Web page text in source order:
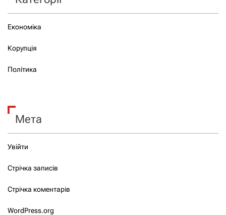
Економіка
Корупція
Політика
Мета
Увійти
Стрічка записів
Стрічка коментарів
WordPress.org